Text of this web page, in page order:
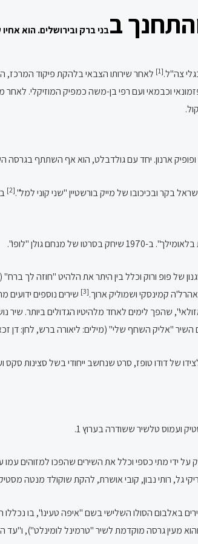
בבני ברקובירושלים. הוא
[1]
לאחר שירותו הצבאי בלהקת פיקוד המרכז,
וכבמאי ועם רפי בן-משה כמפיק המוזיקלי.
ארנון. יחד עם גולדבלט, הוא אף השתתף
[2]
בסגנון של פופ ורוק וכלל בין היתר את הלהיט "חוזה
קמינסקי ושמוליק ארוך.[3]
שירים נוספים ידועים
שהפך לימים לאחד מלהיטיו הגדולים ביותר.
על ידי מתי כספי וכלל את השירים שהפכו למזוהים
גל, רותי נבון, קובי אושרת, להקת שוקולד מנטה מסטיק,
השירים באלבום הסולו השלישי בשם "איפה טעינו", בו
מעין גרסה מוקדמת לשיר "טרמינל לומינלט"), ו"עד